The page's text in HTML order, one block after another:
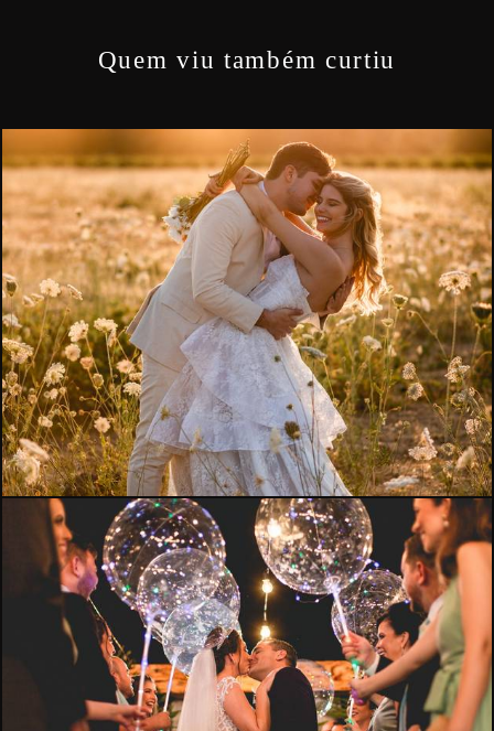
Quem viu também curtiu